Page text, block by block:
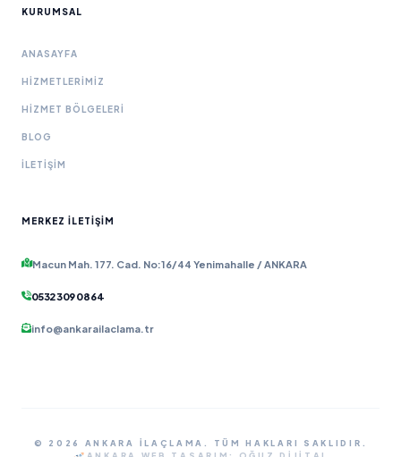
KURUMSAL
ANASAYFA
HIZMETLERIMIZ
HIZMET BÖLGELERI
BLOG
İLETIŞIM
MERKEZ İLETIŞIM
Macun Mah. 177. Cad. No:16/44 Yenimahalle / ANKARA
0532 309 08 64
info@ankarailaclama.tr
© 2026 ANKARA İLAÇLAMA. TÜM HAKLARI SAKLIDIR.